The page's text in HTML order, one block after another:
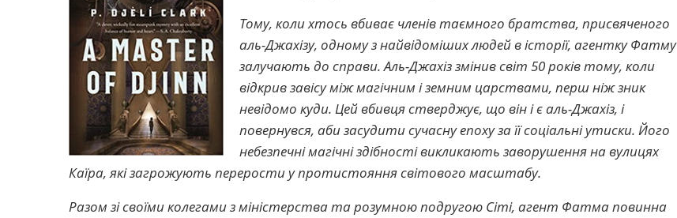
Тому, коли хтось вбиває членів таємного братства, присвяченого
аль-Джахізу, одному з найвідоміших людей в історії, агентку Фатму
залучають до справи. Аль-Джахіз змінив світ 50 років тому, коли
відкрив завісу між магічним і земним царствами, перш ніж зник
невідомо куди. Цей вбивця стверджує, що він і є аль-Джахіз, і
повернувся, аби засудити сучасну епоху за її соціальні утиски. Його
небезпечні магічні здібності викликають заворушення на вулицях
Каїра, які загрожують перерости у протистояння світового масштабу.
Разом зі своїми колегами з міністерства та розумною подругою Сіті, агент Фатма повинна